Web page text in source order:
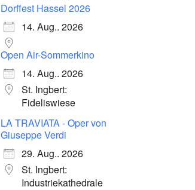
Dorffest Hassel 2026
14. Aug.. 2026
Open Air-Sommerkino
14. Aug.. 2026
St. Ingbert:
Fideliswiese
LA TRAVIATA - Oper von
Giuseppe Verdi
29. Aug.. 2026
St. Ingbert:
Industriekathedrale